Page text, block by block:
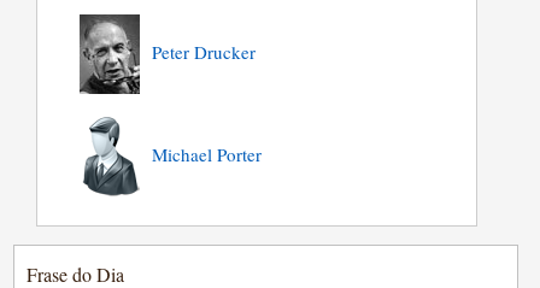
Peter Drucker
Michael Porter
Frase do Dia